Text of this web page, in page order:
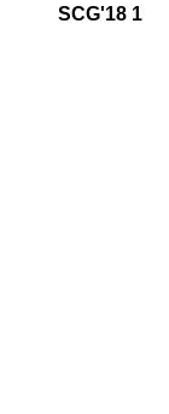
SCG'18 1